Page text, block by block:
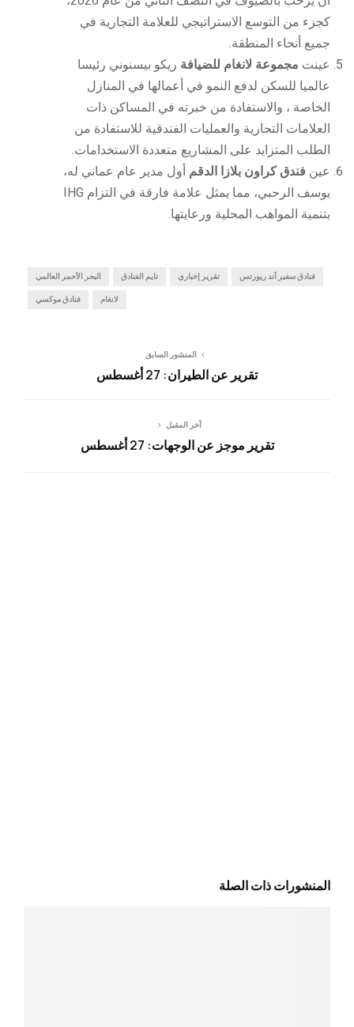
كجزء من التوسع الاستراتيجي للعلامة التجارية في
جميع أنحاء المنطقة.
عينت مجموعة لانغام للضيافة ريكو بيسنوني رئيسا
عالميا للسكن لدفع النمو في أعمالها في المنازل
الخاصة ، والاستفادة من خبرته في المساكن ذات
العلامات التجارية والعمليات الفندقية للاستفادة من
الطلب المتزايد على المشاريع متعددة الاستخدامات.
عين فندق كراون بلازا الدقم أول مدير عام عماني له،
يوسف الرحبي، مما يمثل علامة فارقة في التزام IHG
بتنمية المواهب المحلية ورعايتها.
البحر الأحمر العالمي تايم الفنادق تقرير إخباري فنادق سفير آند ريورتس
فنادق موكسي لانغام
المنشور السابق
تقرير عن الطيران: 27 أغسطس
آخر المقبل
تقرير موجز عن الوجهات: 27 أغسطس
المنشورات ذات الصلة